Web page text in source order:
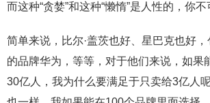
而这种“贪婪”和这种“懒惰”是人性的，你不
简单来说，比尔·盖茨也好、星巴克也好
的品牌华为，等等，对于他们来说，如果
30亿人，我为什么要满足于只卖给3亿人